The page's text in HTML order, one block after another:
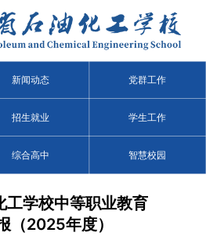
新闻动态 党群工作
招生就业 学生工作
综合高中 智慧校园
工学校中等职业教育
（2025年度）